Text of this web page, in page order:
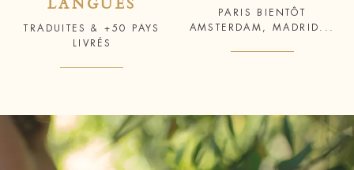
TRADUITES & +50 PAYS
LIVRÉS
PARIS BIENTÔT
AMSTERDAM, MADRID...